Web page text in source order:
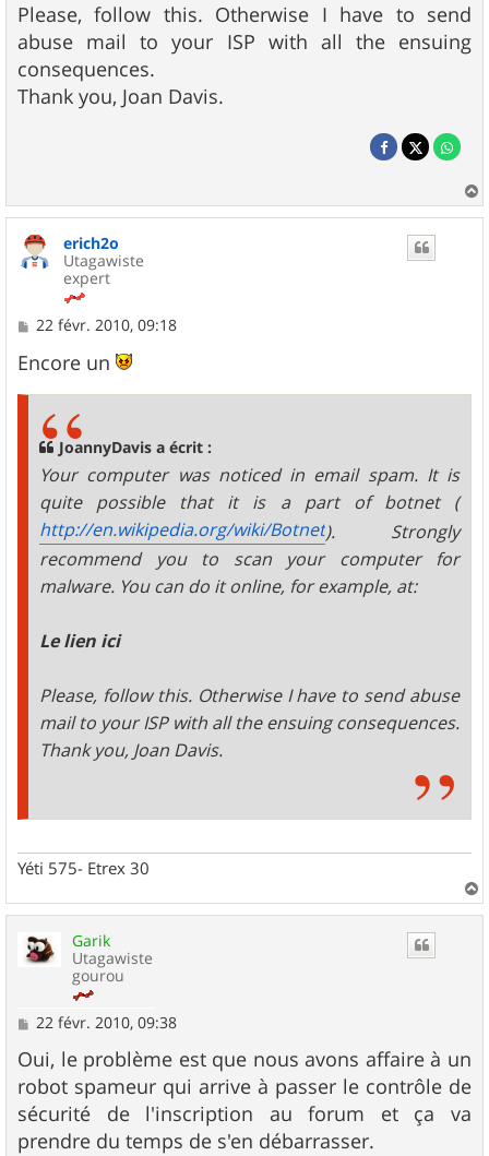
Please, follow this. Otherwise I have to send
abuse mail to your ISP with all the ensuing
consequences.
Thank you, Joan Davis.
a
erich2o
Utagawiste
expert
M
s
s
a
22 févr. 2010, 09:18
Encore un
JoannyDavis a écrit :
Your computer was noticed in email spam. It is
quite possible that it is a part of botnet (
http://en.wikipedia.org/wiki/Botnet). Strongly
recommend you to scan your computer for
malware. You can do it online, for example, at:
Le lien ici
Please, follow this. Otherwise I have to send abuse
mail to your ISP with all the ensuing consequences.
Thank you, Joan Davis.
Yéti 575- Etrex 30
a
Garik
Utagawiste
gourou
M
s
s
a
g
e
22 févr. 2010, 09:38
Oui, le problème est que nous avons affaire à un
robot spameur qui arrive à passer le contrôle de
sécurité de l'inscription au forum et ça va
prendre du temps de s'en débarrasser.